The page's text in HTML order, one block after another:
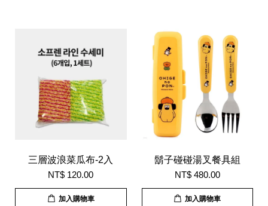
三層波浪菜瓜布-2入
NT$ 120.00
加入購物車
鬍子碰碰湯叉餐具組
NT$ 480.00
加入購物車